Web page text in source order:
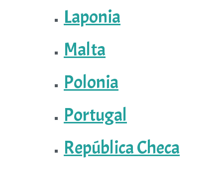
Laponia
Malta
Polonia
Portugal
República Checa